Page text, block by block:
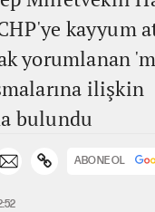
kayyum
yorumlanan
ilişkin
bulundu
ABONE OL